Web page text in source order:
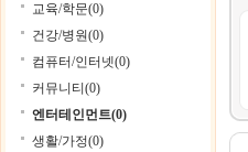
교육/학문(0)
건강/병원(0)
컴퓨터/인터넷(0)
커뮤니티(0)
엔터테인먼트(0)
생활/가정(0)